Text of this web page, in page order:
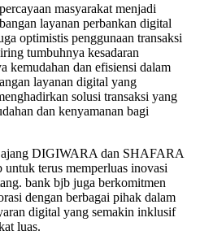
masyarakat menjadi
layanan perbankan digital
optimistis penggunaan transaksi
tumbuhnya kesadaran
kemudahan dan efisiensi dalam
layanan digital yang
solusi transaksi yang
dan kenyamanan bagi
ajang DIGIWARA dan SHAFARA
terus memperluas inovasi
bank bjb juga berkomitmen
dengan berbagai pihak dalam
digital yang semakin inklusif
luas.